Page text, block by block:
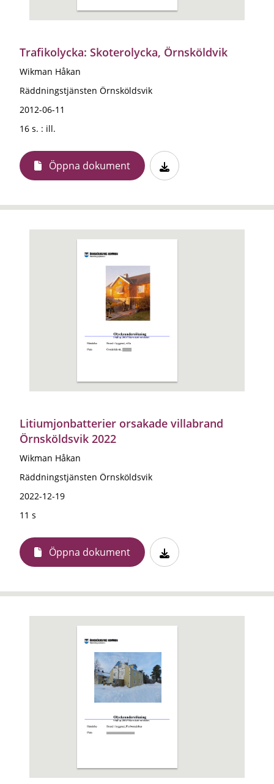
Trafikolycka: Skoterolycka, Örnsköldvik
Wikman Håkan
Räddningstjänsten Örnsköldsvik
2012-06-11
16 s. : ill.
Öppna dokument
Litiumjonbatterier orsakade villabrand
Örnsköldsvik 2022
Wikman Håkan
Räddningstjänsten Örnsköldsvik
2022-12-19
11 s
Öppna dokument